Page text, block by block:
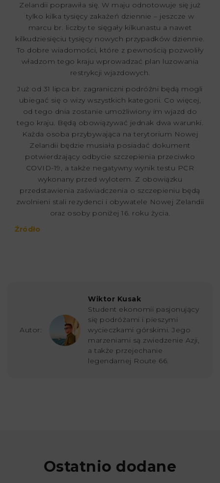
Zelandii poprawiła się. W maju odnotowuje się już
tylko kilka tysięcy zakażeń dziennie – jeszcze w
marcu br. liczby te sięgały kilkunastu a nawet
kilkudziesięciu tysięcy nowych przypadków dziennie.
To dobre wiadomości, które z pewnością pozwoliły
władzom tego kraju wprowadzać plan luzowania
restrykcji wjazdowych.
Już od 31 lipca br. zagraniczni podróżni będą mogli
ubiegać się o wizy wszystkich kategorii. Co więcej,
od tego dnia zostanie umożliwiony im wjazd do
tego kraju. Będą obowiązywać jednak dwa warunki.
Każda osoba przybywająca na terytorium Nowej
Zelandii będzie musiała posiadać dokument
potwierdzający odbycie szczepienia przeciwko
COVID-19, a także negatywny wynik testu PCR
wykonany przed wylotem. Z obowiązku
przedstawienia zaświadczenia o szczepieniu będą
zwolnieni stali rezydenci i obywatele Nowej Zelandii
oraz osoby poniżej 16. roku życia.
Źródło
Autor:
Wiktor Kusak
Student ekonomii pasjonujący
się podróżami i pieszymi
wycieczkami górskimi. Jego
marzeniami są zwiedzenie Azji,
a także przejechanie
legendarnej Route 66.
Ostatnio dodane